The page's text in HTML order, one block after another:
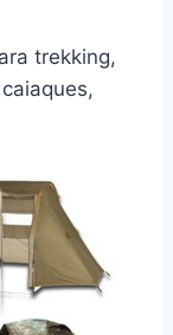
trekking,